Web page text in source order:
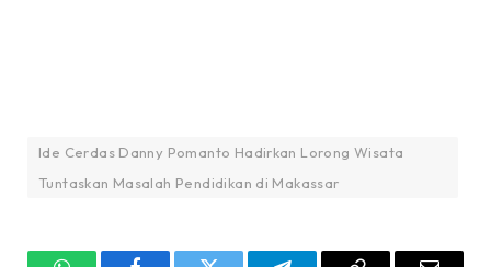
Ide Cerdas Danny Pomanto Hadirkan Lorong Wisata
Tuntaskan Masalah Pendidikan di Makassar